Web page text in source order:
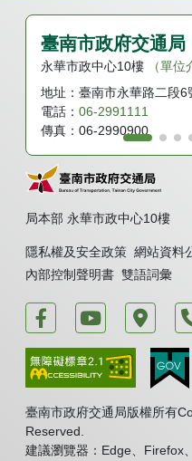
臺南市政府交通局
永華市政中心10樓
（單位
地址： 臺南市永華路二段6
電話： 06-2991111
傳真： 06-2990900
局本部 永華市政中心10樓
隱私權及安全政策 網站資料
內部控制聲明書 雙語詞彙
運轉台南好交通
臺南市政府
臺南
臺南市政府交通局版權所有
Reserved.
建議瀏覽器：Edge、Firefox